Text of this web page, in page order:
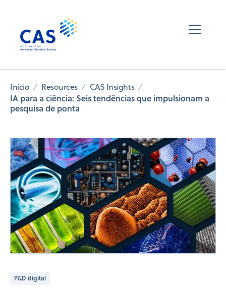
Início Resources CAS Insights
IA para a ciência: Seis tendências que impulsionam a
pesquisa de ponta
P&D digital